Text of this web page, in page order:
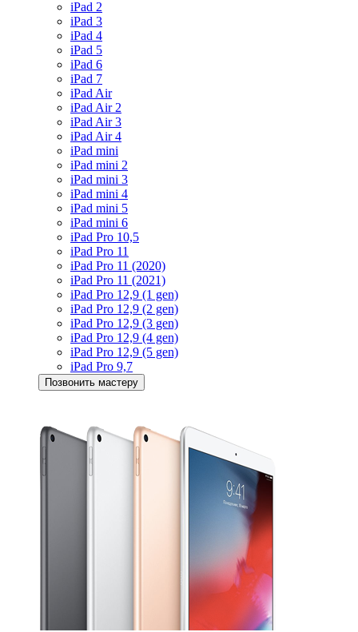
iPad 2
iPad 3
iPad 4
iPad 5
iPad 6
iPad 7
iPad Air
iPad Air 2
iPad Air 3
iPad Air 4
iPad mini
iPad mini 2
iPad mini 3
iPad mini 4
iPad mini 5
iPad mini 6
iPad Pro 10,5
iPad Pro 11
iPad Pro 11 (2020)
iPad Pro 11 (2021)
iPad Pro 12,9 (1 gen)
iPad Pro 12,9 (2 gen)
iPad Pro 12,9 (3 gen)
iPad Pro 12,9 (4 gen)
iPad Pro 12,9 (5 gen)
iPad Pro 9,7
Позвонить мастеру